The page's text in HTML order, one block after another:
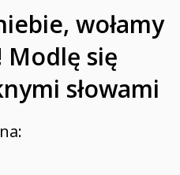
wołamy
Modlę się
słowami